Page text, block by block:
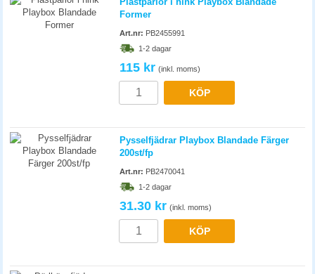
115 kr (inkl. moms)
Pysselfjädrar Playbox Blandade Färger
1-2 dagar
31.30 kr (inkl. moms)
Pärlhönsfjädrar Playbox Mixade färger